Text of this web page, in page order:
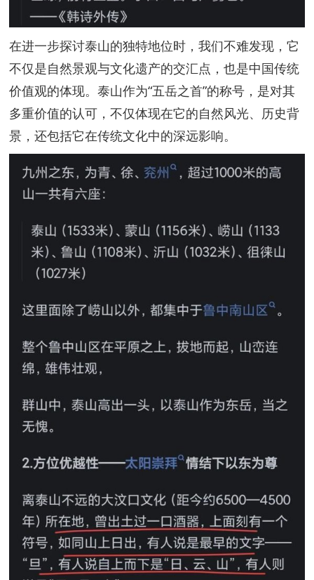
在进一步探讨泰山的独特地位时，我们不难发现，它
不仅是自然景观与文化遗产的交汇点，也是中国传统
价值观的体现。泰山作为“五岳之首”的称号，是对其
多重价值的认可，不仅体现在它的自然风光、历史背
景，还包括它在传统文化中的深远影响。